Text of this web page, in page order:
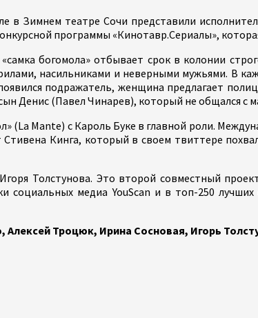
в Зимнем театре Сочи представили
программы «Кинотавр.Сериалы»,
богомола» отбывает срок в колонии
насильниками и неверными мужьями. В
подражатель, женщина предлагает
Денис (Павел Чинарев), который не общался с
(La Mante) с Кароль Буке в главной роли.
Кинга, который в своем твиттере
Толстунова. Это второй совместный
медиа YouScan и в топ-250 лучших
Троцюк, Ирина Сосновая, Игорь